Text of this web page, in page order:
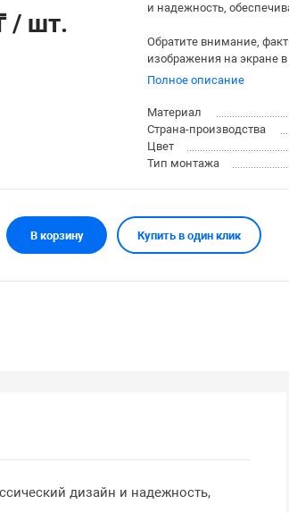
/ шт.
и надежность,
Обратите внимание,
изображения на экране
Полное описание
Материал
Страна-производства
Цвет
Тип монтажа
В корзину Купить в один клик
дизайн и надежность,